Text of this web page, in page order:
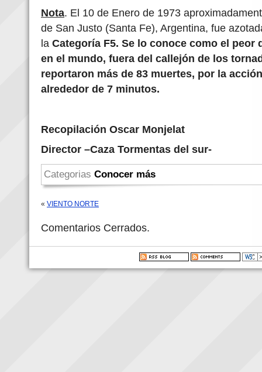
Nota. El 10 de Enero de 1973
de San Justo (Santa Fe), Argentina, fue
la Categoría F5. Se lo conoce como el
en el mundo, fuera del callejón de los
reportaron más de 83 muertes, por la
alrededor de 7 minutos.
Recopilación Oscar Monjelat
Director –Caza Tormentas del sur-
Categorias Conocer más
« VIENTO NORTE
Comentarios Cerrados.